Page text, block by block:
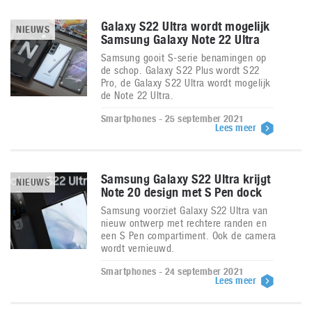
NIEUWS
Galaxy S22 Ultra wordt mogelijk
Samsung Galaxy Note 22 Ultra
Samsung gooit S-serie benamingen op
de schop. Galaxy S22 Plus wordt S22
Pro, de Galaxy S22 Ultra wordt mogelijk
de Note 22 Ultra.
Smartphones - 25 september 2021
Lees meer
NIEUWS
Samsung Galaxy S22 Ultra krijgt
Note 20 design met S Pen dock
Samsung voorziet Galaxy S22 Ultra van
nieuw ontwerp met rechtere randen en
een S Pen compartiment. Ook de camera
wordt vernieuwd.
Smartphones - 24 september 2021
Lees meer